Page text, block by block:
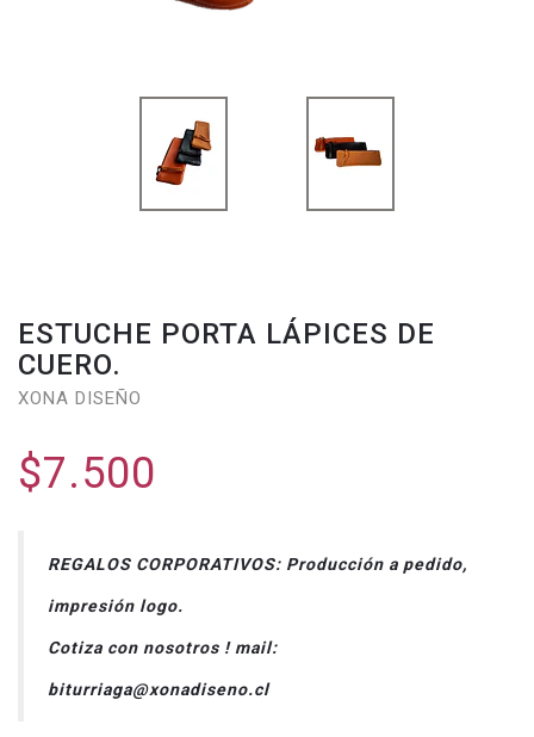
ESTUCHE PORTA LÁPICES DE
CUERO.
XONA DISEÑO
$7.500
REGALOS CORPORATIVOS: Producción a pedido,
impresión logo.
Cotiza con nosotros ! mail:
biturriaga@xonadiseno.cl